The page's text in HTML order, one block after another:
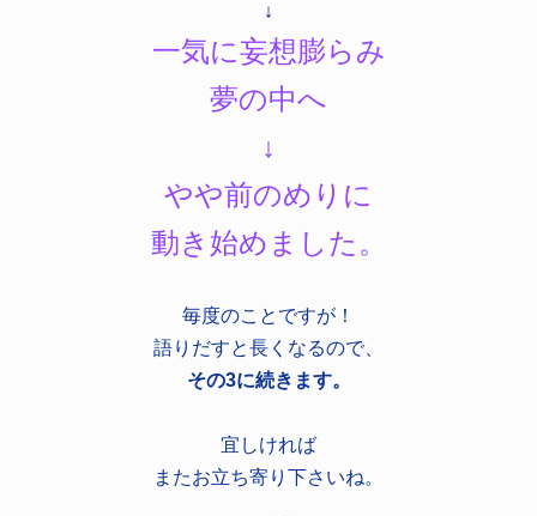
↓
一気に妄想膨らみ
夢の中へ
↓
やや前のめりに
動き始めました。
毎度のことですが！
語りだすと長くなるので、
その3に続きます。
宜しければ
またお立ち寄り下さいね。